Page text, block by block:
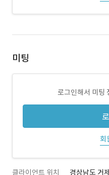
미팅
로그인해서 미팅
회
클라이언트 위치 경상남도 거